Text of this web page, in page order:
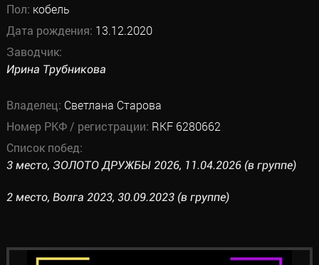
Пол: кобель
Дата рождения: 13.12.2020
Заводчик:
Ирина Трубникова
Владелец: Светлана Старова
Номер РКФ / регистрации: RKF 6280662
Список побед:
3 место, ЗОЛОТО ДРУЖБЫ 2026, 11.04.2026 (в группе)
2 место, Волга 2023, 30.09.2023 (в группе)